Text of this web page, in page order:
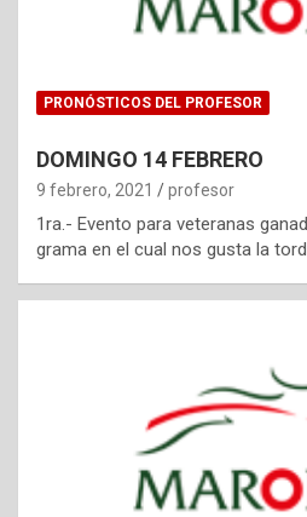
PRONÓSTICOS DEL PROFESOR
DOMINGO 14 FEBRERO
9 febrero, 2021 profesor
1ra.- Evento para veteranas
grama en el cual nos gusta la